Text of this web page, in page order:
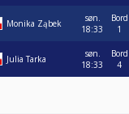
Monika Ząbek
søn.
18:33
Bord
1
Julia Tarka
søn.
18:33
Bord
4